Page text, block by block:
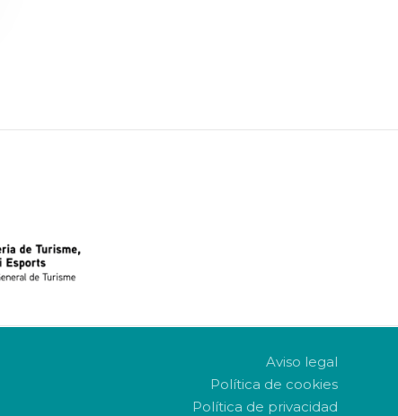
Aviso legal
Política de cookies
Política de privacidad